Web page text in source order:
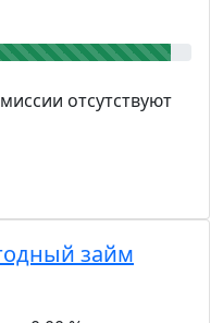
отсутствуют
займ